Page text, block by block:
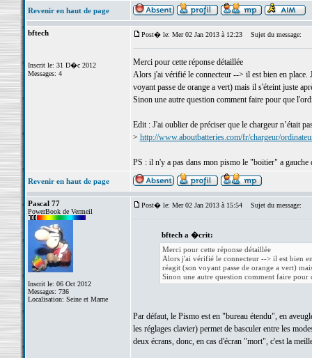
Revenir en haut de page
bftech
Inscrit le: 31 D�c 2012
Messages: 4
Post� le: Mer 02 Jan 2013 à 12:23 Sujet du message:
Merci pour cette réponse détaillée
Alors j'ai vérifié le connecteur --> il est bien en place.
voyant passe de orange a vert) mais il s'éteint juste
Sinon une autre question comment faire pour que
Edit : J'ai oublier de préciser que le chargeur n’était
> http://www.aboutbatteries.com/fr/chargeur/
PS : il n'y a pas dans mon pismo le "boitier" a gauche
Revenir en haut de page
Pascal 77
PowerBook de Vermeil
Inscrit le: 06 Oct 2012
Messages: 736
Localisation: Seine et Marne
Post� le: Mer 02 Jan 2013 à 15:54 Sujet du message:
bftech a �crit:
Merci pour cette réponse détaillée
Alors j'ai vérifié le connecteur --> il est bien
réagit (son voyant passe de orange a vert)
Sinon une autre question comment faire
Par défaut, le Pismo est en "bureau étendu", en
les réglages clavier) permet de basculer entre les
deux écrans, donc, en cas d'écran "mort", c'est la